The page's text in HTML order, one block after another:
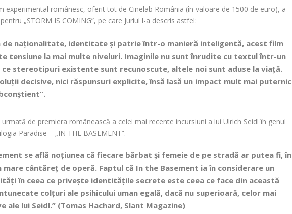
experimental românesc, oferit tot de Cinelab România (în valoare de 1500 de euro), a
pentru „STORM IS COMING”, pe care Juriul l-a descris astfel:
de naționalitate, identitate și patrie într-o manieră inteligentă, acest film
tensiune la mai multe niveluri. Imaginile nu sunt înrudite cu textul într-un
stereotipuri existente sunt recunoscute, altele noi sunt aduse la viață.
decisive, nici răspunsuri explicite, însă lasă un impact mult mai puternic
de premiera românească a celei mai recente incursiuni a lui Ulrich Seidl în genul
Paradise – „IN THE BASEMENT”.
se află noțiunea că fiecare bărbat și femeie de pe stradă ar putea fi, în
mare cântăreț de operă. Faptul că In the Basement ia în considerare un
în ceea ce privește identitățile secrete este ceea ce face din această
colțuri ale psihicului uman egală, dacă nu superioară, celor mai
ale lui Seidl.” (Tomas Hachard, Slant Magazine)